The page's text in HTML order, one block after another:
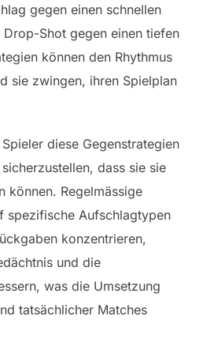
gegen einen schnellen
Shot gegen einen tiefen
können den Rhythmus
sie zwingen, ihren Spielplan
diese Gegenstrategien
dass sie sie
können. Regelmässige
spezifische Aufschlagtypen
konzentrieren,
und die
was die Umsetzung
tatsächlicher Matches